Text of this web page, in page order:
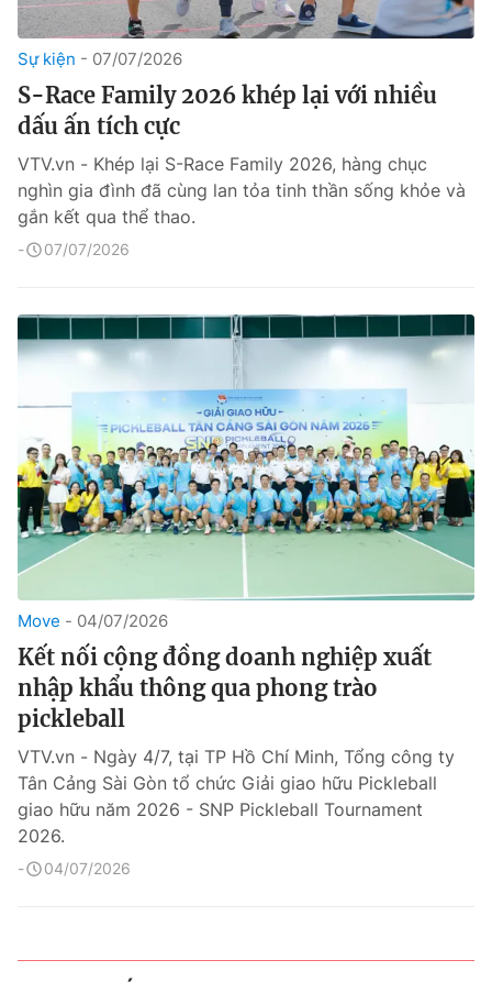
Sự kiện 07/07/2026
S-Race Family 2026 khép lại với nhiều
dấu ấn tích cực
VTV.vn - Khép lại S-Race Family 2026, hàng chục
nghìn gia đình đã cùng lan tỏa tinh thần sống khỏe và
gắn kết qua thể thao.
07/07/2026
Move 04/07/2026
Kết nối cộng đồng doanh nghiệp xuất
nhập khẩu thông qua phong trào
pickleball
VTV.vn - Ngày 4/7, tại TP Hồ Chí Minh, Tổng công ty
Tân Cảng Sài Gòn tổ chức Giải giao hữu Pickleball
giao hữu năm 2026 - SNP Pickleball Tournament
2026.
04/07/2026